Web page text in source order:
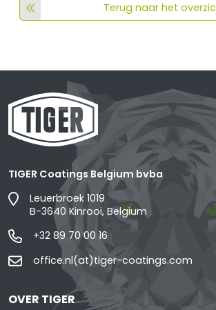
Terug naar het
TIGER Coatings Belgium bvba
Leuerbroek 1019
B-3640 Kinrooi, Belgium
+32 89 70 00 16
office.nl(at)tiger-coatings.com
OVER TIGER